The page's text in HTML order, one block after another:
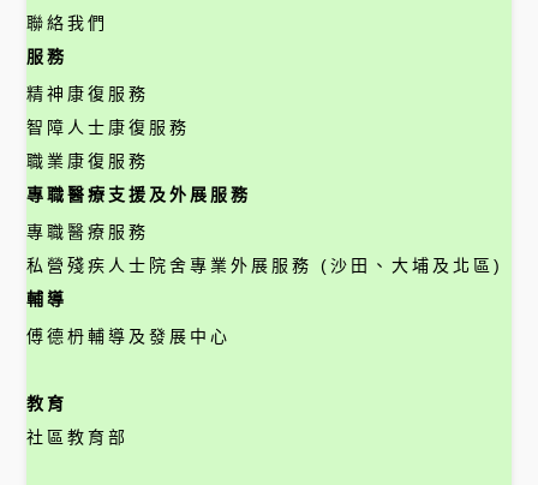
聯絡我們
服務
精神康復服務
智障人士康復服務
職業康復服務
專職醫療支援及外展服務
專職醫療服務
私營殘疾人士院舍專業外展服務 (沙田、大埔及北區)
輔導
傅德枬輔導及發展中心
教育
社區教育部